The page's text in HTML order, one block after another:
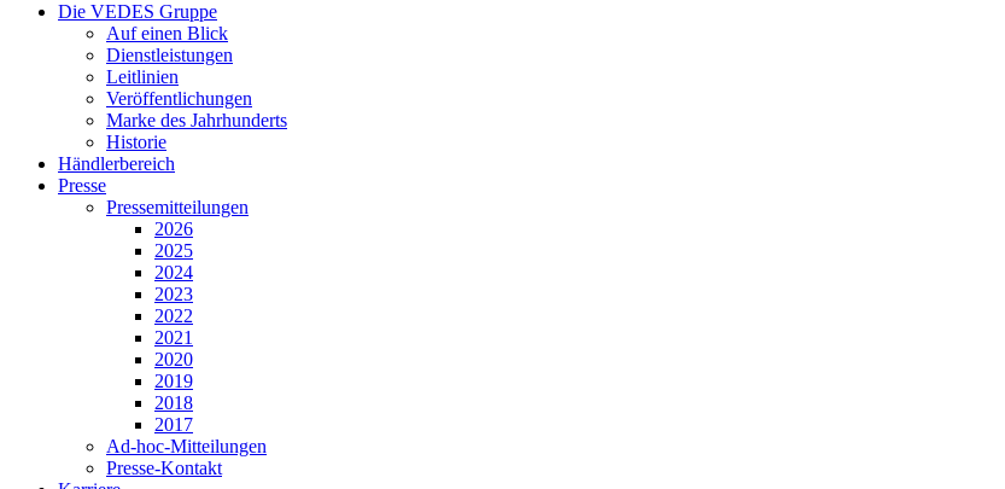
Die VEDES Gruppe
Auf einen Blick
Dienstleistungen
Leitlinien
Veröffentlichungen
Marke des Jahrhunderts
Historie
Händlerbereich
Presse
Pressemitteilungen
2026
2025
2024
2023
2022
2021
2020
2019
2018
2017
Ad-hoc-Mitteilungen
Presse-Kontakt